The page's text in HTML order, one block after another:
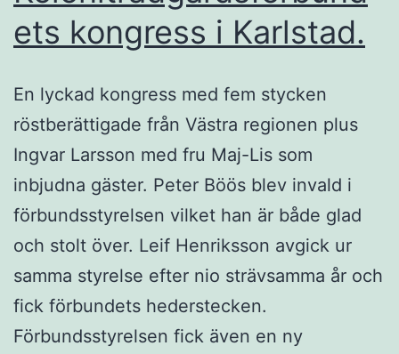
ets kongress i Karlstad.
En lyckad kongress med fem stycken
röstberättigade från Västra regionen plus
Ingvar Larsson med fru Maj-Lis som
inbjudna gäster. Peter Böös blev invald i
förbundsstyrelsen vilket han är både glad
och stolt över. Leif Henriksson avgick ur
samma styrelse efter nio strävsamma år och
fick förbundets hederstecken.
Förbundsstyrelsen fick även en ny